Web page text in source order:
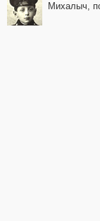
Михалыч,